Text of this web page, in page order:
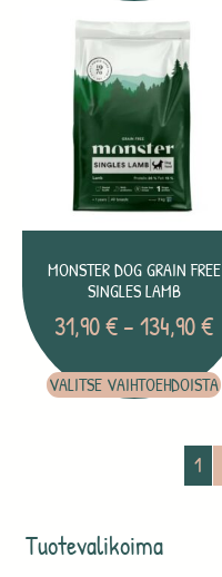
Tuotevalikoima
MONSTER DOG GRAIN FREE
SINGLES LAMB
31,90€– 134,90€
VALITSE VAIHTOEHDOISTA
1